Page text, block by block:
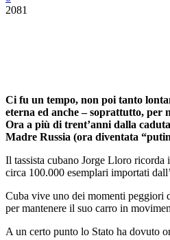
2081
Ci fu un tempo, non poi tanto
eterna ed anche – soprattutto, per
Ora a più di trent’anni dalla
Madre Russia (ora diventata
Il tassista cubano Jorge Lloro ricorda
circa 100.000 esemplari importati
Cuba vive uno dei momenti peggiori
per mantenere il suo carro in
A un certo punto lo Stato ha dovuto